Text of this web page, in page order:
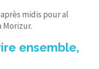
midis pour al
ensemble,